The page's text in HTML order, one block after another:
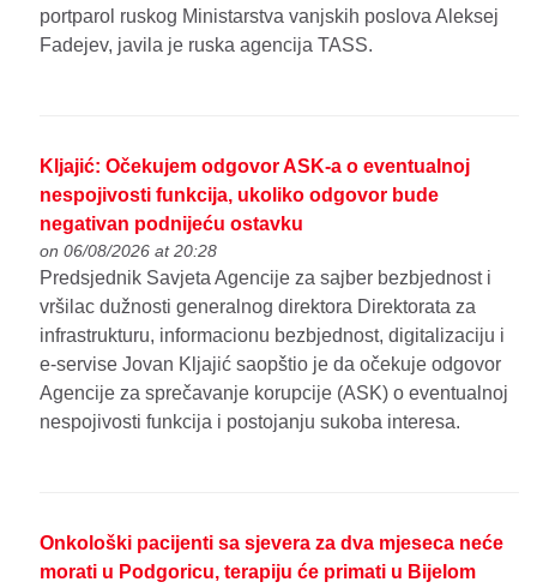
portparol ruskog Ministarstva vanjskih poslova Aleksej
Fadejev, javila je ruska agencija TASS.
Kljajić: Očekujem odgovor ASK-a o eventualnoj
nespojivosti funkcija, ukoliko odgovor bude
negativan podnijeću ostavku
on 06/08/2026 at 20:28
Predsjednik Savjeta Agencije za sajber bezbjednost i
vršilac dužnosti generalnog direktora Direktorata za
infrastrukturu, informacionu bezbjednost, digitalizaciju i
e-servise Jovan Kljajić saopštio je da očekuje odgovor
Agencije za sprečavanje korupcije (ASK) o eventualnoj
nespojivosti funkcija i postojanju sukoba interesa.
Onkološki pacijenti sa sjevera za dva mjeseca neće
morati u Podgoricu, terapiju će primati u Bijelom